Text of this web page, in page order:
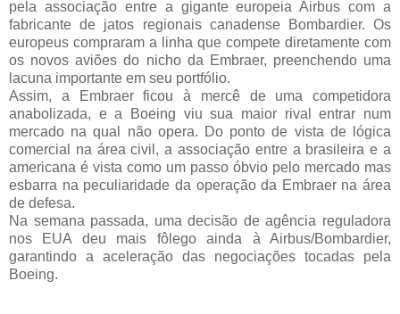
pela associação entre a gigante europeia Airbus com a
fabricante de jatos regionais canadense Bombardier. Os
europeus compraram a linha que compete diretamente com
os novos aviões do nicho da Embraer, preenchendo uma
lacuna importante em seu portfólio.
Assim, a Embraer ficou à mercê de uma competidora
anabolizada, e a Boeing viu sua maior rival entrar num
mercado na qual não opera. Do ponto de vista de lógica
comercial na área civil, a associação entre a brasileira e a
americana é vista como um passo óbvio pelo mercado mas
esbarra na peculiaridade da operação da Embraer na área
de defesa.
Na semana passada, uma decisão de agência reguladora
nos EUA deu mais fôlego ainda à Airbus/Bombardier,
garantindo a aceleração das negociações tocadas pela
Boeing.